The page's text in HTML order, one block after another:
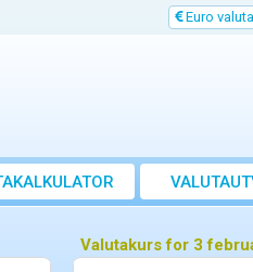
Euro
Valutakurs for 3